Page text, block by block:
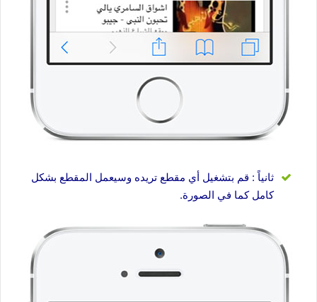
ثانياً : قم بتشغيل أي مقطع تريده وسيعمل المقطع بشكل
كامل كما في الصورة.